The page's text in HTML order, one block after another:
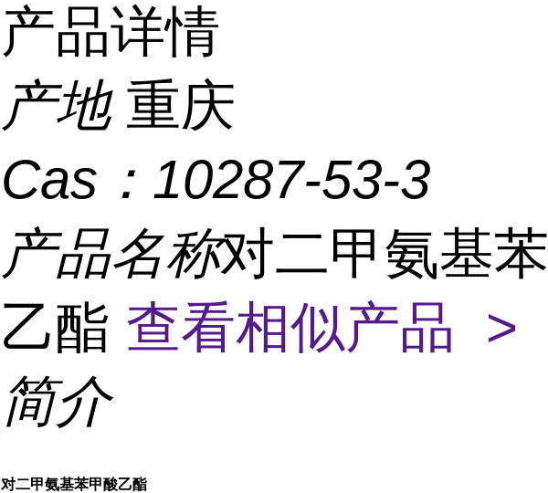
产品详情
产地 重庆
Cas： 10287-53-3
产品名称对二甲氨基
乙酯 查看相似产品 >
简介
对二甲氨基苯甲酸乙酯